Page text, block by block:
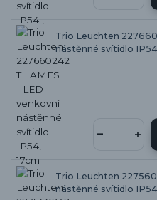
Trio Leuchten
nástěnné svítidlo
Trio Leuchten
nástěnné svítidlo IP54,